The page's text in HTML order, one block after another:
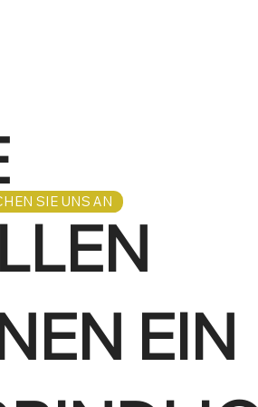
SIE UNS AN
EIN